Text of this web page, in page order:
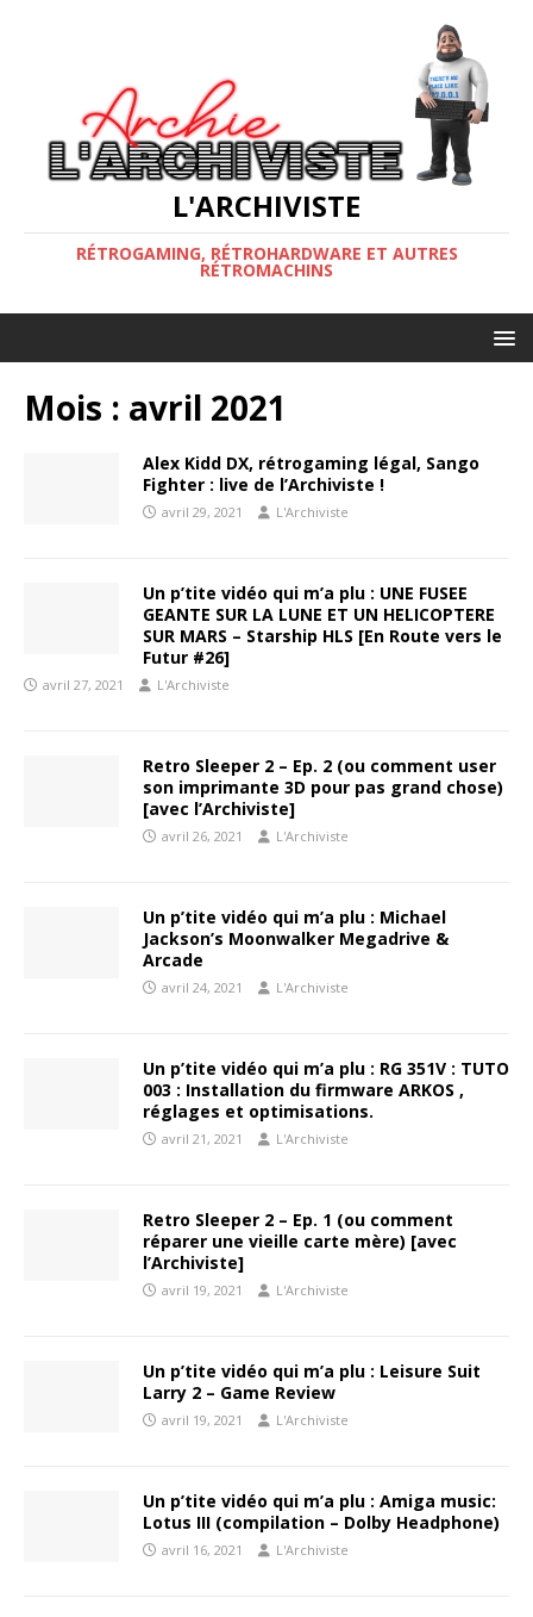
L'ARCHIVISTE
RÉTROGAMING, RÉTROHARDWARE ET AUTRES
RÉTROMACHINS
Mois : avril 2021
Alex Kidd DX, rétrogaming légal, Sango
Fighter : live de l’Archiviste !
avril 29, 2021 L'Archiviste
Un p’tite vidéo qui m’a plu : UNE FUSEE
GEANTE SUR LA LUNE ET UN HELICOPTERE
SUR MARS – Starship HLS [En Route vers le
Futur #26]
avril 27, 2021 L'Archiviste
Retro Sleeper 2 – Ep. 2 (ou comment user
son imprimante 3D pour pas grand chose)
[avec l’Archiviste]
avril 26, 2021 L'Archiviste
Un p’tite vidéo qui m’a plu : Michael
Jackson’s Moonwalker Megadrive &
Arcade
avril 24, 2021 L'Archiviste
Un p’tite vidéo qui m’a plu : RG 351V : TUTO
003 : Installation du firmware ARKOS ,
réglages et optimisations.
avril 21, 2021 L'Archiviste
Retro Sleeper 2 – Ep. 1 (ou comment
réparer une vieille carte mère) [avec
l’Archiviste]
avril 19, 2021 L'Archiviste
Un p’tite vidéo qui m’a plu : Leisure Suit
Larry 2 – Game Review
avril 19, 2021 L'Archiviste
Un p’tite vidéo qui m’a plu : Amiga music:
Lotus III (compilation – Dolby Headphone)
avril 16, 2021 L'Archiviste